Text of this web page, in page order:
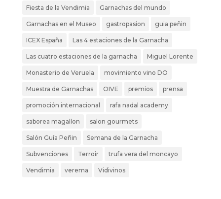
Fiesta de la Vendimia Garnachas del mundo
Garnachas en el Museo gastropasion guia peñin
ICEX España Las 4 estaciones de la Garnacha
Las cuatro estaciones de la garnacha Miguel Lorente
Monasterio de Veruela movimiento vino DO
Muestra de Garnachas OIVE premios prensa
promoción internacional rafa nadal academy
saborea magallon salon gourmets
Salón Guía Peñin Semana de la Garnacha
Subvenciones Terroir trufa vera del moncayo
Vendimia verema Vidivinos